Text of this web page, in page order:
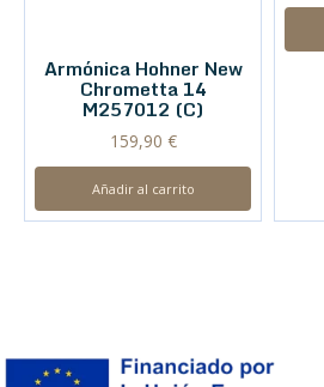
Armónica Hohner New
Chrometta 14
M257012 (C)
159,90 €
Añadir al carrito